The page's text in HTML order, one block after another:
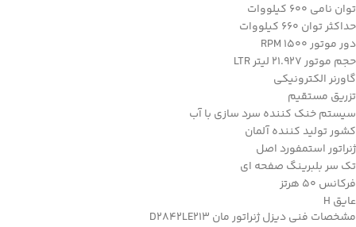
توان نامی 600 کیلووات
حداکثر توان 660 کیلووات
دور موتور 1500 RPM
حجم موتور 21.927 لیتر LTR
گاورنر الکترونیکی
تزریق مستقیم
سیستم خنک کننده سرد سازی با آب
کشور تولید کننده آلمان
ژنراتور استمفورد اصل
تک سر بلبرینگ صفحه ای
فرکانس 50 هرتز
عایق H
مشخصات فنی دیزل ژنراتور مان D2842LE213